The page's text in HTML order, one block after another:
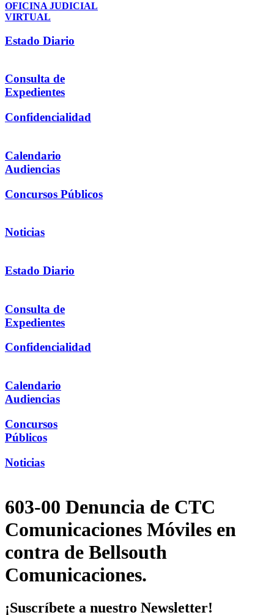
OFICINA JUDICIAL
VIRTUAL
Estado Diario
Consulta de
Expedientes
Confidencialidad
Calendario
Audiencias
Concursos Públicos
Noticias
Estado Diario
Consulta de
Expedientes
Confidencialidad
Calendario
Audiencias
Concursos
Públicos
Noticias
603-00 Denuncia de CTC
Comunicaciones Móviles en
contra de Bellsouth
Comunicaciones.
¡Suscríbete a nuestro Newsletter!